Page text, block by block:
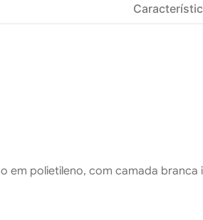
em polietileno, com camada